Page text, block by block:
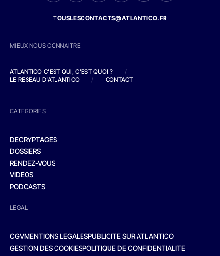
TOUSLESCONTACTS@ATLANTICO.FR
MIEUX NOUS CONNAITRE
ATLANTICO C'EST QUI, C'EST QUOI ?
/
LE RESEAU D'ATLANTICO
/ CONTACT
CATEGORIES
DECRYPTAGES
DOSSIERS
RENDEZ-VOUS
VIDEOS
PODCASTS
LEGAL
CGVMENTIONS LEGALESPUBLICITE SUR ATLANTICO
GESTION DES COOKIESPOLITIQUE DE CONFIDENTIALITE